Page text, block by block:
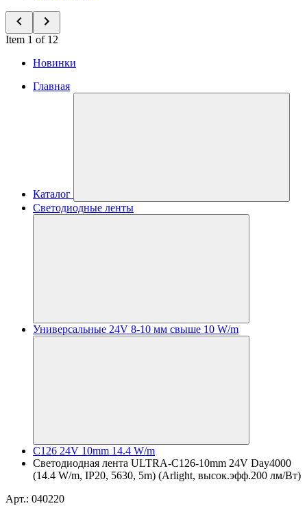
Item 1 of 12
Новинки
Главная
Каталог
Светодиодные ленты
Универсальные 24V 8-10 мм свыше 10 W/m
C126 24V 10mm 14.4 W/m
Светодиодная лента ULTRA-C126-10mm 24V Day4000
(14.4 W/m, IP20, 5630, 5m) (Arlight, высок.эфф.200 лм/Вт)
Арт.: 040220